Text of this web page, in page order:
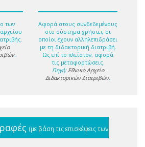
των
.
Αφορά στους συνδεδεμένους
στο σύστημα χρήστες οι
οποίοι έχουν αλληλεπιδράσει
με τη διδακτορική διατριβή.
Ως επί το πλείστον, αφορά
τις μεταφορτώσεις.
Πηγή: Εθνικό Αρχείο
Διδακτορικών Διατριβών.
(με βάση τις επισκέψεις των